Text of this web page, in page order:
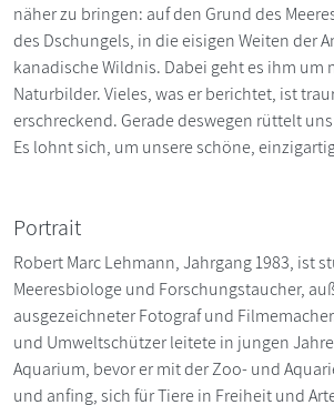
näher zu bringen: auf den Grund des
des Dschungels, in die eisigen Weiten der
kanadische Wildnis. Dabei geht es ihm um
Naturbilder. Vieles, was er berichtet, ist
erschreckend. Gerade deswegen rüttelt
Es lohnt sich, um unsere schöne,
Portrait
Robert Marc Lehmann, Jahrgang 1983, ist
Meeresbiologe und Forschungstaucher,
ausgezeichneter Fotograf und
und Umweltschützer leitete in jungen
Aquarium, bevor er mit der Zoo- und
und anfing, sich für Tiere in Freiheit und